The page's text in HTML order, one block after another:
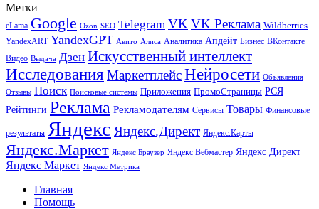
Метки
eLama Google Ozon SEO Telegram VK VK Реклама Wildberries
YandexART YandexGPT Авито Алиса Аналитика Апдейт Бизнес ВКонтакте
Видео Выдача Дзен Искусственный интеллект
Исследования МаркетплейсНейросети Объявления
Отзывы Поиск Поисковые системы Приложения ПромоСтраницы РСЯ
Рейтинги Реклама Рекламодателям Сервисы Товары Финансовые
результаты Яндекс Яндекс.Директ Яндекс.Карты
Яндекс.Маркет Яндекс Браузер Яндекс Вебмастер Яндекс Директ
Яндекс Маркет Яндекс Метрика
Главная
Помощь